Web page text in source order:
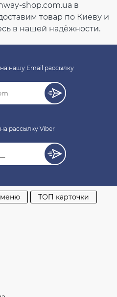
shop.com.ua в
товар по Киеву и
в нашей надёжности.
нашу Email рассылку
рассылку Viber
ТОП карточки